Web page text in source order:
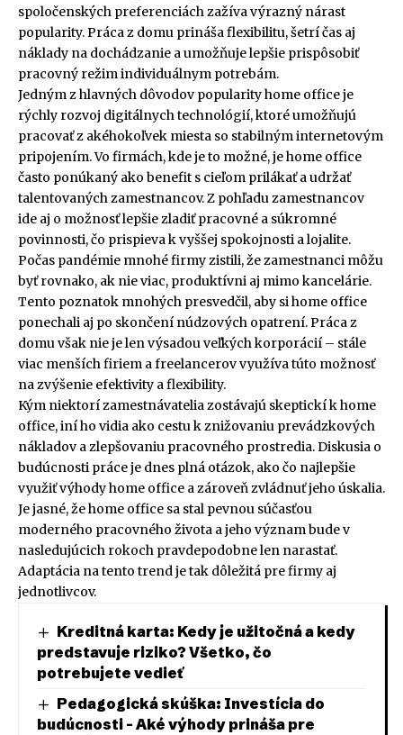
spoločenských preferenciách zažíva výrazný nárast
popularity. Práca z domu prináša flexibilitu, šetrí čas aj
náklady na dochádzanie a umožňuje lepšie prispôsobiť
pracovný režim individuálnym potrebám.
Jedným z hlavných dôvodov popularity home office je
rýchly rozvoj digitálnych technológií, ktoré umožňujú
pracovať z akéhokoľvek miesta so stabilným internetovým
pripojením. Vo firmách, kde je to možné, je home office
často ponúkaný ako benefit s cieľom prilákať a udržať
talentovaných zamestnancov. Z pohľadu zamestnancov
ide aj o možnosť lepšie zladiť pracovné a súkromné
povinnosti, čo prispieva k vyššej spokojnosti a lojalite.
Počas pandémie mnohé firmy zistili, že zamestnanci môžu
byť rovnako, ak nie viac, produktívni aj mimo kancelárie.
Tento poznatok mnohých presvedčil, aby si home office
ponechali aj po skončení núdzových opatrení. Práca z
domu však nie je len výsadou veľkých korporácií – stále
viac menších firiem a freelancerov využíva túto možnosť
na zvýšenie efektivity a flexibility.
Kým niektorí zamestnávatelia zostávajú skeptickí k home
office, iní ho vidia ako cestu k znižovaniu prevádzkových
nákladov a zlepšovaniu pracovného prostredia. Diskusia o
budúcnosti práce je dnes plná otázok, ako čo najlepšie
využiť výhody home office a zároveň zvládnuť jeho úskalia.
Je jasné, že home office sa stal pevnou súčasťou
moderného pracovného života a jeho význam bude v
nasledujúcich rokoch pravdepodobne len narastať.
Adaptácia na tento trend je tak dôležitá pre firmy aj
jednotlivcov.
Kreditná karta: Kedy je užitočná a kedy
predstavuje riziko? Všetko, čo
potrebujete vedieť
Pedagogická skúška: Investícia do
budúcnosti – Aké výhody prináša pre